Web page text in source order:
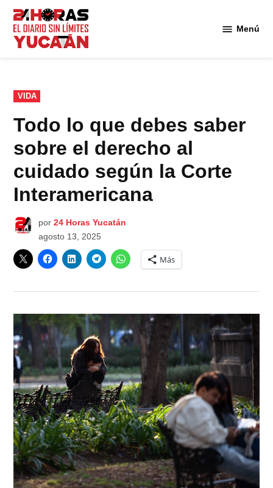
Saltar
contenido
Menú
PUBLICADO
EN
VIDA
Todo lo que debes saber
sobre el derecho al
cuidado según la Corte
Interamericana
por 24 Horas Yucatán
agosto 13, 2025
Más